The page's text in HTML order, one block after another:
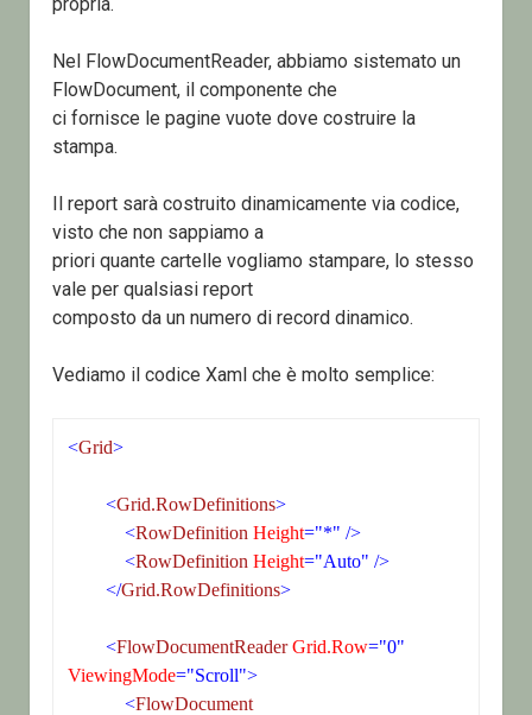
Nel FlowDocumentReader, abbiamo sistemato un
FlowDocument, il componente che
ci fornisce le pagine vuote dove costruire la
stampa.
Il report sarà costruito dinamicamente via codice,
visto che non sappiamo a
priori quante cartelle vogliamo stampare, lo stesso
vale per qualsiasi report
composto da un numero di record dinamico.
Vediamo il codice Xaml che è molto semplice:
<Grid>
<Grid.RowDefinitions>
<RowDefinition Height="*" />
<RowDefinition Height="Auto" />
</Grid.RowDefinitions>
<FlowDocumentReader Grid.Row="0"
ViewingMode="Scroll">
<FlowDocument